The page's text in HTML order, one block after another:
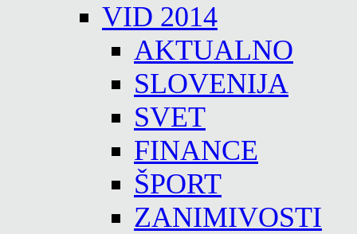
VID 2014
AKTUALNO
SLOVENIJA
SVET
FINANCE
ŠPORT
ZANIMIVOSTI